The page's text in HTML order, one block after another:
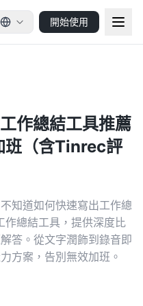
開始使用
作總結工具推薦
班（含Tinrec評
知道如何快速寫出工作總
總結工具，提供深度比
答。從文字潤飾到錄音即
方案，告別無效加班。